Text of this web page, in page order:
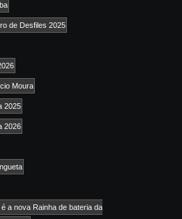
de Desfiles 2025
Moura
2025
2026
é a nova Rainha de bateria da